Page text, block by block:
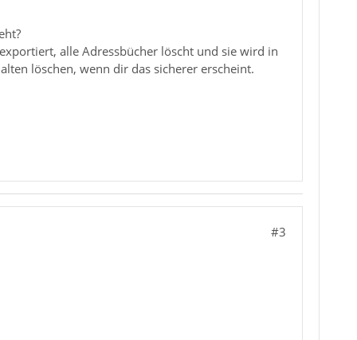
alle Adressbücher löscht und sie wird in
löschen, wenn dir das sicherer erscheint.
#3